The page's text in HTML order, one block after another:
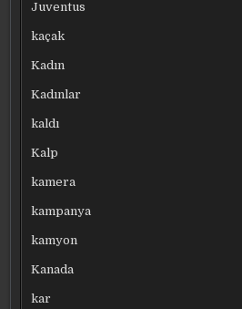
Juventus
kaçak
Kadın
Kadınlar
kaldı
Kalp
kamera
kampanya
kamyon
Kanada
kar